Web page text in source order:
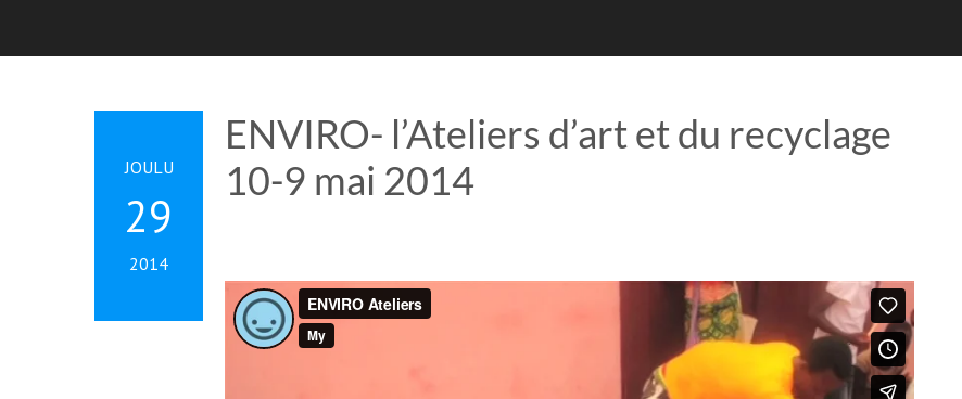
JOULU
29
2014
ENVIRO- l’Ateliers d’art et du recyclage
10-9 mai 2014